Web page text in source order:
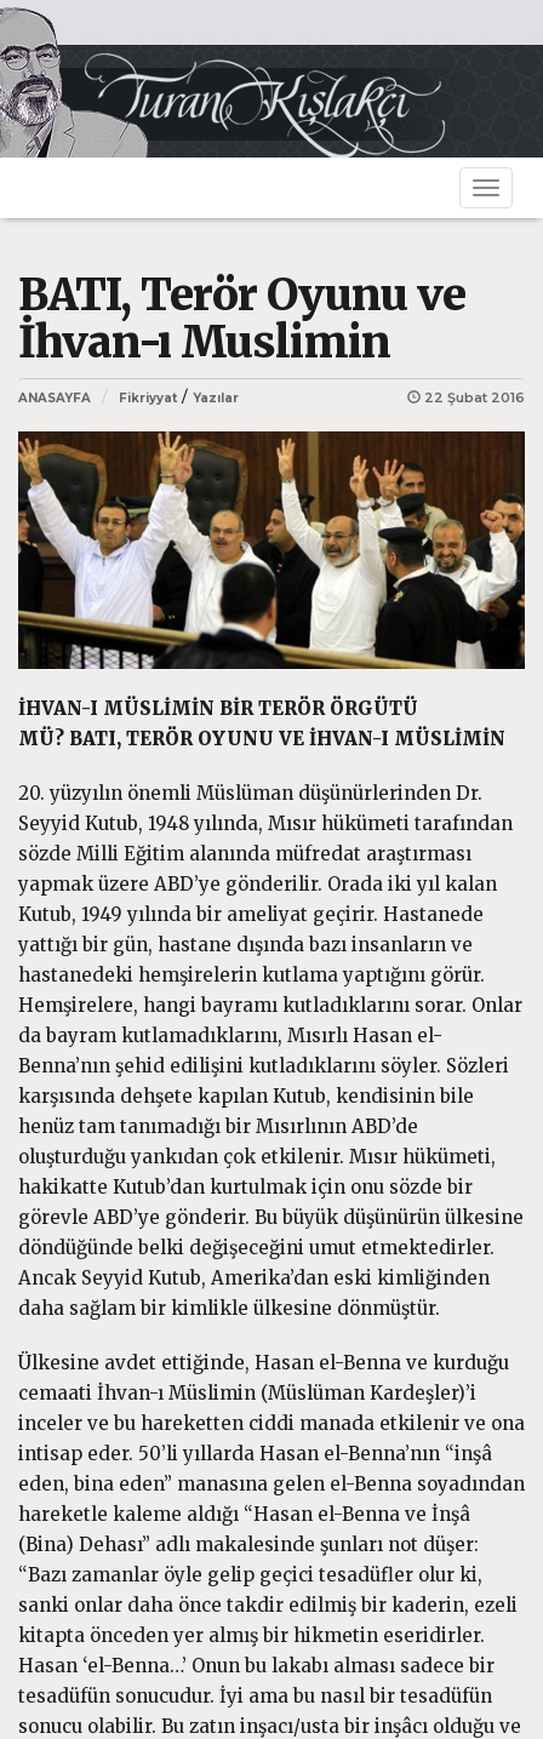
Toggle
BATI, Terör Oyunu ve
İhvan-ı Muslimin
ANASAYFA Fikriyyat / Yazılar 22 Şubat 2016
İHVAN-I MÜSLİMİN BİR TERÖR ÖRGÜTÜ
MÜ? BATI, TERÖR OYUNU VE İHVAN-I MÜSLİMİN
20. yüzyılın önemli Müslüman düşünürlerinden Dr.
Seyyid Kutub, 1948 yılında, Mısır hükümeti tarafından
sözde Milli Eğitim alanında müfredat araştırması
yapmak üzere ABD’ye gönderilir. Orada iki yıl kalan
Kutub, 1949 yılında bir ameliyat geçirir. Hastanede
yattığı bir gün, hastane dışında bazı insanların ve
hastanedeki hemşirelerin kutlama yaptığını görür.
Hemşirelere, hangi bayramı kutladıklarını sorar. Onlar
da bayram kutlamadıklarını, Mısırlı Hasan el-
Benna’nın şehid edilişini kutladıklarını söyler. Sözleri
karşısında dehşete kapılan Kutub, kendisinin bile
henüz tam tanımadığı bir Mısırlının ABD’de
oluşturduğu yankıdan çok etkilenir. Mısır hükümeti,
hakikatte Kutub’dan kurtulmak için onu sözde bir
görevle ABD’ye gönderir. Bu büyük düşünürün ülkesine
döndüğünde belki değişeceğini umut etmektedirler.
Ancak Seyyid Kutub, Amerika’dan eski kimliğinden
daha sağlam bir kimlikle ülkesine dönmüştür.
Ülkesine avdet ettiğinde, Hasan el-Benna ve kurduğu
cemaati İhvan-ı Müslimin (Müslüman Kardeşler)’i
inceler ve bu hareketten ciddi manada etkilenir ve ona
intisap eder. 50’li yıllarda Hasan el-Benna’nın “inşâ
eden, bina eden” manasına gelen el-Benna soyadından
hareketle kaleme aldığı “Hasan el-Benna ve İnşâ
(Bina) Dehası” adlı makalesinde şunları not düşer:
“Bazı zamanlar öyle gelip geçici tesadüfler olur ki,
sanki onlar daha önce takdir edilmiş bir kaderin, ezeli
kitapta önceden yer almış bir hikmetin eseridirler.
Hasan ‘el-Benna…’ Onun bu lakabı alması sadece bir
tesadüfün sonucudur. İyi ama bu nasıl bir tesadüfün
sonucu olabilir. Bu zatın inşacı/usta bir inşâcı olduğu ve